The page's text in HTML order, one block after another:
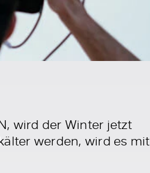
wird der Winter jetzt
werden, wird es mit